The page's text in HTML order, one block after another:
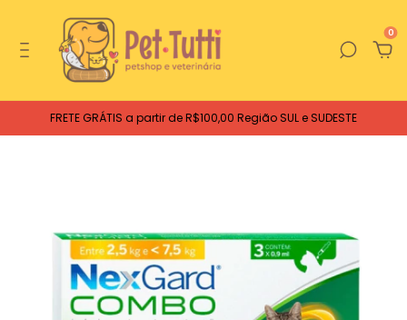
0
FRETE GRÁTIS a partir de R$100,00 Região SUL e SUDESTE